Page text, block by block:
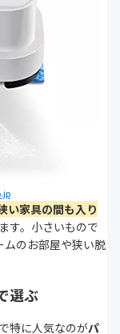
い家具の間も入り
す。小さいもので
のお部屋や狭い脱
選ぶ
特に人気なのがパ